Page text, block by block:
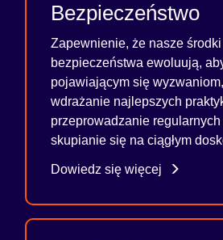
Bezpieczeństwo
Zapewnienie, że nasze środki
bezpieczeństwa ewoluują,
pojawiającym się
wdrażanie najlepszych
przeprowadzanie
skupianie się na ciągłym
Dowiedz się więcej